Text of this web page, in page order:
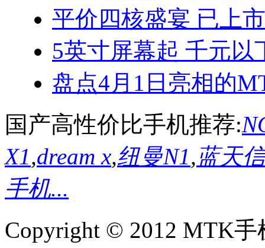
平价四核盛宴 已上
5英寸屏幕起 千元以
盘点4月1日亮相的
国产高性价比手机推荐:
X1,dream x,纽曼N1,蓝天
手机...
Copyright © 2012 MTK